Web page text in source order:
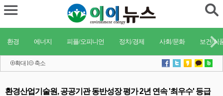
환경 에너지 피플/오피니언 정치/경제 사회/문화 보건/식
확대 l 축소
환경산업기술원, 공공기관 동반성장 평가 2년 연속 '최우수' 등급